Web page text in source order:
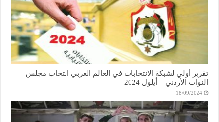
تقرير أولي لشبكة الانتخابات في العالم العربي انتخاب مجلس
النواب الأردني – أيلول 2024
18/09/2024